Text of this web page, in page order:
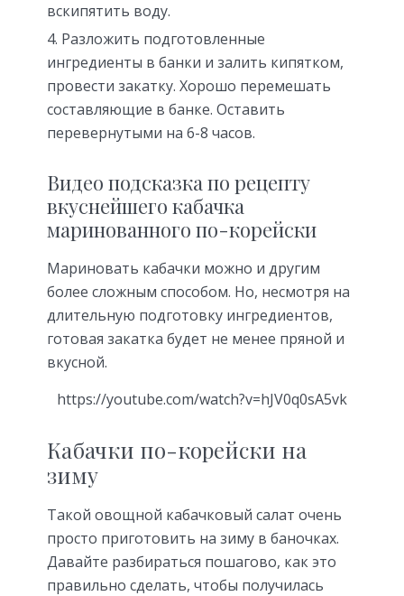
вскипятить воду.
Разложить подготовленные
ингредиенты в банки и залить кипятком,
провести закатку. Хорошо перемешать
составляющие в банке. Оставить
перевернутыми на 6-8 часов.
Видео подсказка по рецепту
вкуснейшего кабачка
маринованного по-корейски
Мариновать кабачки можно и другим
более сложным способом. Но, несмотря на
длительную подготовку ингредиентов,
готовая закатка будет не менее пряной и
вкусной.
https://youtube.com/watch?v=hJV0q0sA5vk
Кабачки по-корейски на
зиму
Такой овощной кабачковый салат очень
просто приготовить на зиму в баночках.
Давайте разбираться пошагово, как это
правильно сделать, чтобы получилась